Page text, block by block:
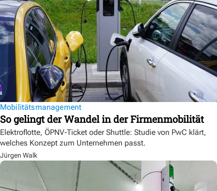
Mobilitätsmanagement
So gelingt der Wandel in der Firmenmobilität
Elektroflotte, ÖPNV-Ticket oder Shuttle: Studie von PwC klärt,
welches Konzept zum Unternehmen passt.
Jürgen Walk